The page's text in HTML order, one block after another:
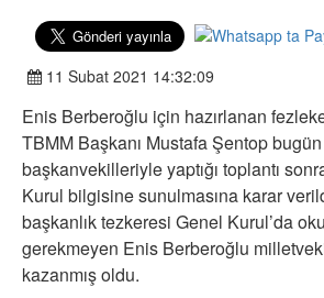
11 Subat 2021 14:32:09
Enis Berberoğlu için hazırlanan
TBMM Başkanı Mustafa Şentop
başkanvekilleriyle yaptığı toplantı
Kurul bilgisine sunulmasına karar
başkanlık tezkeresi Genel Kurul’da
gerekmeyen Enis Berberoğlu
kazanmış oldu.